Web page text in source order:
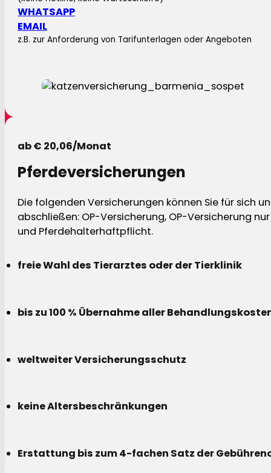
WHATSAPP
EMAIL
z.B. zur Anforderung von Tarifunterlagen oder Angeboten
ab € 20,06/Monat
Pferdeversicherungen
Die folgenden Versicherungen können Sie für sich
abschließen: OP-Versicherung, OP-Versicherung
und Pferdehalterhaftpflicht.
freie Wahl des Tierarztes oder der Tierklinik
bis zu 100 % Übernahme aller
weltweiter Versicherungsschutz
keine Altersbeschränkungen
Erstattung bis zum 4-fachen Satz der